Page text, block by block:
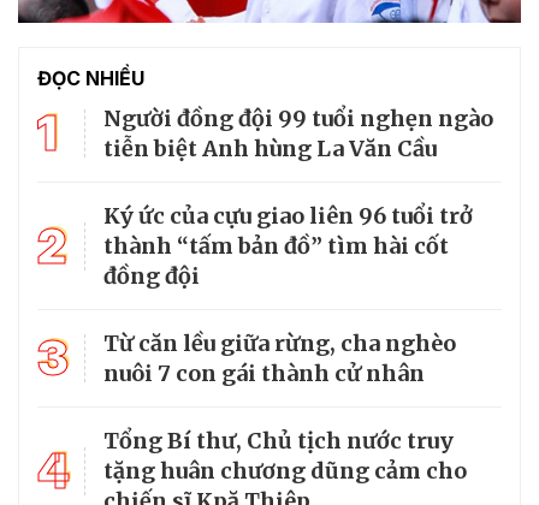
ĐỌC NHIỀU
1
Người đồng đội 99 tuổi nghẹn ngào
tiễn biệt Anh hùng La Văn Cầu
2
Ký ức của cựu giao liên 96 tuổi trở
thành “tấm bản đồ” tìm hài cốt
đồng đội
3
Từ căn lều giữa rừng, cha nghèo
nuôi 7 con gái thành cử nhân
4
Tổng Bí thư, Chủ tịch nước truy
tặng huân chương dũng cảm cho